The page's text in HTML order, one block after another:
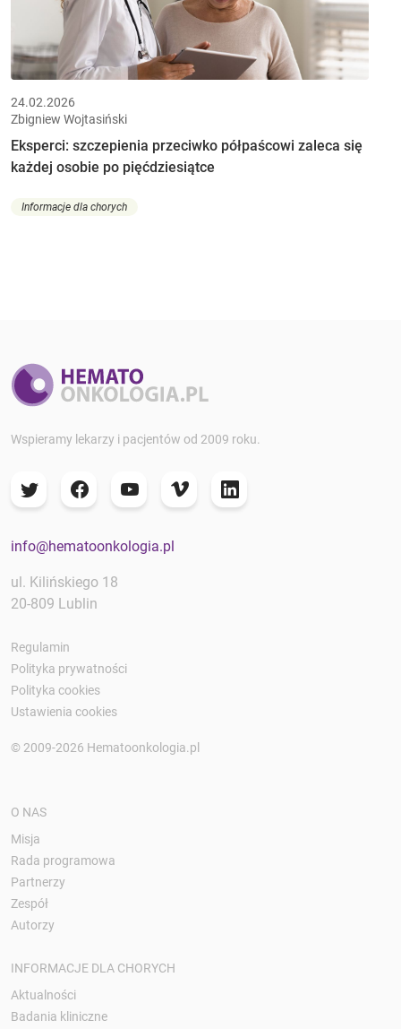
24.02.2026
Zbigniew Wojtasiński
Eksperci: szczepienia przeciwko półpaścowi zaleca się
każdej osobie po pięćdziesiątce
Informacje dla chorych
Wspieramy lekarzy i pacjentów od 2009 roku.
info@hematoonkologia.pl
ul. Kilińskiego 18
20-809 Lublin
Regulamin
Polityka prywatności
Polityka cookies
Ustawienia cookies
© 2009-2026 Hematoonkologia.pl
O NAS
Misja
Rada programowa
Partnerzy
Zespół
Autorzy
INFORMACJE DLA CHORYCH
Aktualności
Badania kliniczne